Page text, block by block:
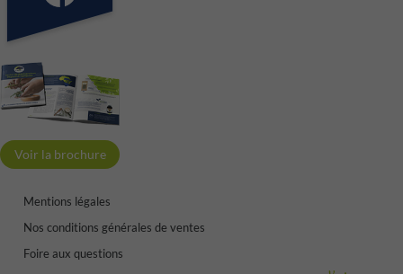
Mentions légales
Nos conditions générales de ventes
Foire aux questions
Voir la brochure